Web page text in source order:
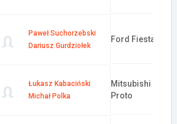
Paweł Suchorzebski
Dariusz Gurdziołek
Ford Fiesta R2
Łukasz Kabaciński
Michał Polka
Mitsubishi
Proto